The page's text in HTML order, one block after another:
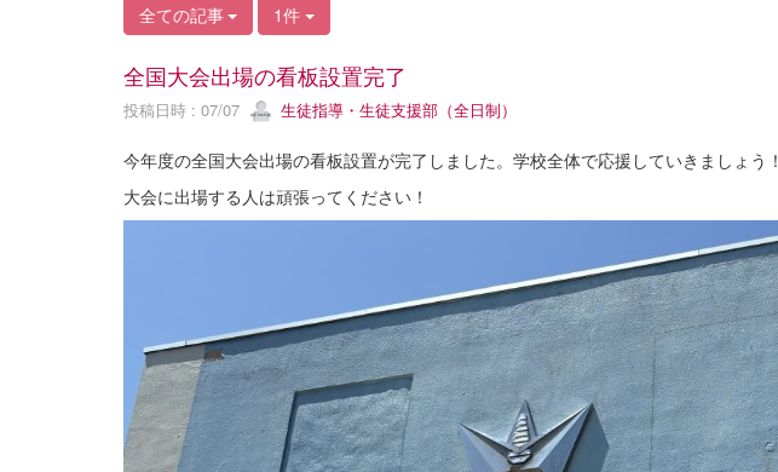
全ての記事 1件
全国大会出場の看板設置完了
投稿日時 : 07/07 生徒指導・生徒支援部（全日制）
今年度の全国大会出場の看板設置が完了しました。学校全体で応援していきましょう！
大会に出場する人は頑張ってください！